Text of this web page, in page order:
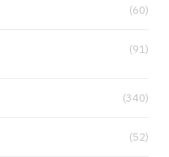
(60)
(91)
(340)
(52)